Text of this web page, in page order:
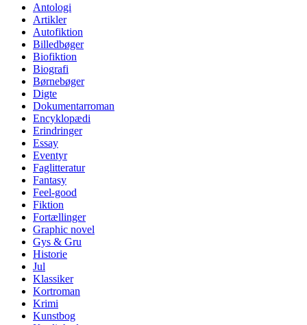
Antologi
Artikler
Autofiktion
Billedbøger
Biofiktion
Biografi
Børnebøger
Digte
Dokumentarroman
Encyklopædi
Erindringer
Essay
Eventyr
Faglitteratur
Fantasy
Feel-good
Fiktion
Fortællinger
Graphic novel
Gys & Gru
Historie
Jul
Klassiker
Kortroman
Krimi
Kunstbog